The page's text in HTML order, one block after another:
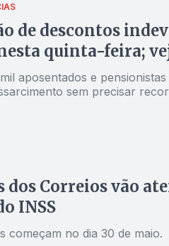
de descontos
quinta-feira;
aposentados e
sem precisar
dos Correios vão
INSS
começam no dia 30 de maio.